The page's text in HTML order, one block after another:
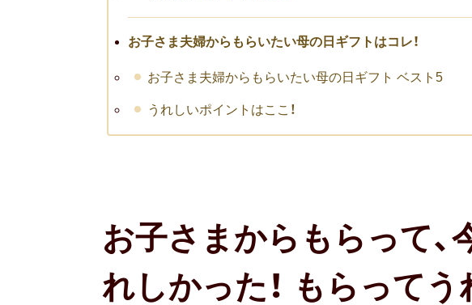
お子さま夫婦からもらいたい母の日ギフトはコレ！
お子さま夫婦からもらいたい母の日ギフト ベスト5
うれしいポイントはここ！
お子さまからもらって、
れしかった！ もらって